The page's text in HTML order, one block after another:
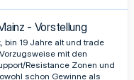
- Vorstellung
bin 19 Jahre alt und trade
mit den
Resistance Zonen und
schon Gewinne als